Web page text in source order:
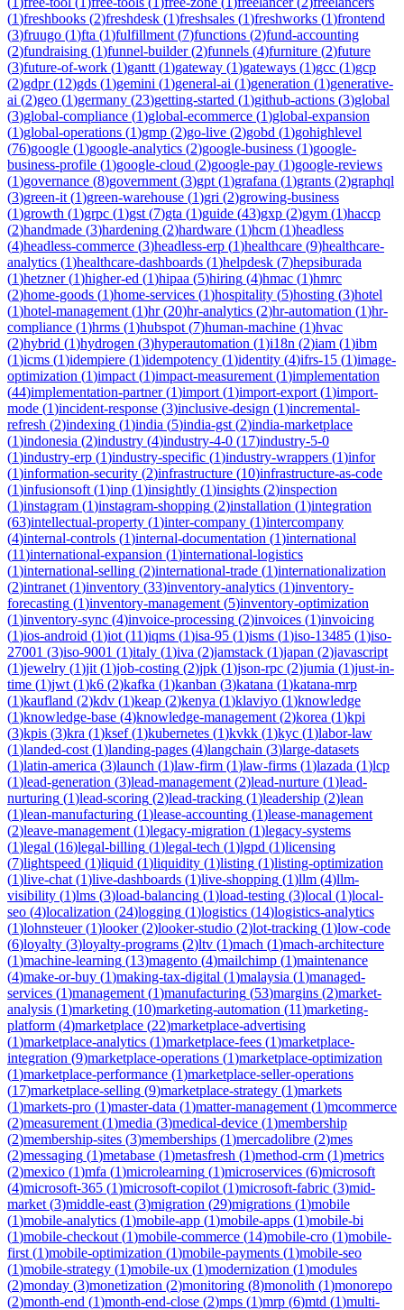
(1)freshbooks (2)freshdesk (1)freshsales (1)freshworks (1)frontend
(3)fruugo (1)fta (1)fulfillment (7)functions (2)fund-accounting
(2)fundraising (1)funnel-builder(2)funnels (4)furniture (2)future
(3)future-of-work (1)gantt (1)gateway (1)gateways (1)gcc (1)gcp
(2)gdpr(12)gds (1)gemini (1)general-ai (1)generation (1)generative-
ai (2)geo (1)germany (23)getting-started (1)github-actions (3)global
(3)global-compliance (1)global-ecommerce (1)global-expansion
(1)global-operations (1)gmp (2)go-live (2)gobd (1)gohighlevel
(76)google (1)google-analytics (2)google-business (1)google-
business-profile (1)google-cloud (2)google-pay (1)google-reviews
(1)governance (8)government (3)gpt (1)grafana (1)grants (2)graphql
(3)green-it (1)green-warehouse (1)gri (2)growing-business
(1)growth (1)grpc (1)gst (7)gta (1)guide (43)gxp (2)gym (1)haccp
(2)handmade (3)hardening (2)hardware (1)hcm (1)headless
(4)headless-commerce (3)headless-erp (1)healthcare (9)healthcare-
analytics (1)healthcare-dashboards (1)helpdesk (7)hepsiburada
(1)hetzner(1)higher-ed (1)hipaa (5)hiring (4)hmac (1)hmrc
(2)home-goods (1)home-services (1)hospitality (5)hosting (3)hotel
(1)hotel-management (1)hr(20)hr-analytics (2)hr-automation (1)hr-
compliance (1)hrms (1)hubspot (7)human-machine (1)hvac
(2)hybrid (1)hydrogen (3)hyperautomation (1)i18n (2)iam (1)ibm
(1)icms (1)idempiere (1)idempotency (1)identity (4)ifrs-15 (1)image-
optimization (1)impact (1)impact-measurement (1)implementation
(44)implementation-partner(1)import (1)import-export (1)import-
mode (1)incident-response (3)inclusive-design (1)incremental-
refresh (2)indexing (1)india (5)india-gst (2)india-marketplace
(1)indonesia (2)industry (4)industry-4-0 (17)industry-5-0
(1)industry-erp (1)industry-specific (1)industry-wrappers (1)infor
(1)information-security (2)infrastructure (10)infrastructure-as-code
(1)infusionsoft (1)inp (1)insightly (1)insights (2)inspection
(1)instagram (1)instagram-shopping (2)installation (1)integration
(63)intellectual-property (1)inter-company (1)intercompany
(4)internal-controls (1)internal-documentation (1)international
(11)international-expansion (1)international-logistics
(1)international-selling (2)international-trade (1)internationalization
(2)intranet (1)inventory (33)inventory-analytics (1)inventory-
forecasting (1)inventory-management (5)inventory-optimization
(1)inventory-sync (4)invoice-processing (2)invoices (1)invoicing
(1)ios-android (1)iot (11)iqms (1)isa-95 (1)isms (1)iso-13485 (1)iso-
27001 (3)iso-9001 (1)italy (1)iva (2)jamstack (1)japan (2)javascript
(1)jewelry (1)jit (1)job-costing (2)jpk (1)json-rpc (2)jumia (1)just-in-
time (1)jwt (1)k6 (2)kafka (1)kanban (3)katana (1)katana-mrp
(1)kaufland (2)kdv (1)keap (2)kenya (1)klaviyo (1)knowledge
(1)knowledge-base (4)knowledge-management (2)korea (1)kpi
(3)kpis (3)kra (1)ksef(1)kubernetes (1)kvkk (1)kyc (1)labor-law
(1)landed-cost (1)landing-pages (4)langchain (3)large-datasets
(1)latin-america (3)launch (1)law-firm (1)law-firms (1)lazada (1)lcp
(1)lead-generation (3)lead-management (2)lead-nurture (1)lead-
nurturing (1)lead-scoring (2)lead-tracking (1)leadership (2)lean
(1)lean-manufacturing (1)lease-accounting (1)lease-management
(2)leave-management (1)legacy-migration (1)legacy-systems
(1)legal (16)legal-billing (1)legal-tech (1)lgpd (1)licensing
(7)lightspeed (1)liquid (1)liquidity (1)listing (1)listing-optimization
(1)live-chat (1)live-dashboards (1)live-shopping (1)llm (4)llm-
visibility (1)lms (3)load-balancing (1)load-testing (3)local (1)local-
seo (4)localization (24)logging (1)logistics (14)logistics-analytics
(1)lohnsteuer(1)looker(2)looker-studio (2)lot-tracking (1)low-code
(6)loyalty (3)loyalty-programs (2)ltv (1)mach (1)mach-architecture
(1)machine-learning (13)magento (4)mailchimp (1)maintenance
(4)make-or-buy (1)making-tax-digital (1)malaysia (1)managed-
services (1)management (1)manufacturing (53)margins (2)market-
analysis (1)marketing (10)marketing-automation (11)marketing-
platform (4)marketplace (22)marketplace-advertising
(1)marketplace-analytics (1)marketplace-fees (1)marketplace-
integration (9)marketplace-operations (1)marketplace-optimization
(1)marketplace-performance (1)marketplace-seller-operations
(17)marketplace-selling (9)marketplace-strategy (1)markets
(1)markets-pro (1)master-data (1)matter-management (1)mcommerce
(2)measurement (1)media (3)medical-device (1)membership
(2)membership-sites (3)memberships (1)mercadolibre (2)mes
(2)messaging (1)metabase (1)metasfresh (1)method-crm (1)metrics
(2)mexico (1)mfa (1)microlearning (1)microservices (6)microsoft
(4)microsoft-365 (1)microsoft-copilot (1)microsoft-fabric (3)mid-
market (3)middle-east (3)migration (29)migrations (1)mobile
(1)mobile-analytics (1)mobile-app (1)mobile-apps (1)mobile-bi
(1)mobile-checkout (1)mobile-commerce (14)mobile-cro (1)mobile-
first (1)mobile-optimization (1)mobile-payments (1)mobile-seo
(1)mobile-strategy (1)mobile-ux (1)modernization (1)modules
(2)monday (3)monetization (2)monitoring (8)monolith (1)monorepo
(2)month-end (1)month-end-close (2)mps (1)mrp (6)mtd (1)multi-